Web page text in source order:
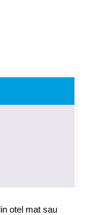
otel mat sau